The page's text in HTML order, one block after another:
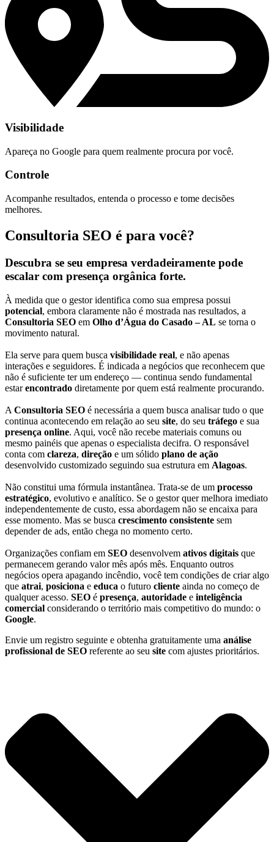
Visibilidade
Apareça no Google para quem realmente procura por você.
Controle
Acompanhe resultados, entenda o processo e tome decisões
melhores.
Consultoria SEO é para você?
Descubra se seu empresa verdadeiramente pode
escalar com presença orgânica forte.
À medida que o gestor identifica como sua empresa possui
potencial, embora claramente não é mostrada nas resultados, a
Consultoria SEO em Olho d’Água do Casado – AL se torna o
movimento natural.
Ela serve para quem busca visibilidade real, e não apenas
interações e seguidores. É indicada a negócios que reconhecem que
não é suficiente ter um endereço — continua sendo fundamental
estarencontrado diretamente por quem está realmente procurando.
A Consultoria SEO é necessária a quem busca analisar tudo o que
continua acontecendo em relação ao seu site, do seu tráfego e sua
presença online. Aqui, você não recebe materiais comuns ou
mesmo painéis que apenas o especialista decifra. O responsável
conta com clareza, direção e um sólido plano de ação
desenvolvido customizado seguindo sua estrutura em Alagoas.
Não constitui uma fórmula instantânea. Trata-se de um processo
estratégico, evolutivo e analítico. Se o gestor quer melhora imediato
independentemente de custo, essa abordagem não se encaixa para
esse momento. Mas se busca crescimento consistente sem
depender de ads, então chega no momento certo.
Organizações confiam em SEO desenvolvem ativos digitais que
permanecem gerando valor mês após mês. Enquanto outros
negócios opera apagando incêndio, você tem condições de criar algo
que atrai, posiciona e educa o futuro cliente ainda no começo de
qualquer acesso. SEO é presença, autoridade e inteligência
comercial considerando o território mais competitivo do mundo: o
Google.
Envie um registro seguinte e obtenha gratuitamente uma análise
profissional de SEO referente ao seu site com ajustes prioritários.